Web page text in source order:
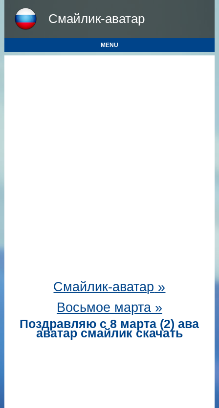
Смайлик-аватар
MENU
Смайлик-аватар »
Восьмое марта »
Поздравляю с 8 марта (2) ава
аватар смайлик скачать